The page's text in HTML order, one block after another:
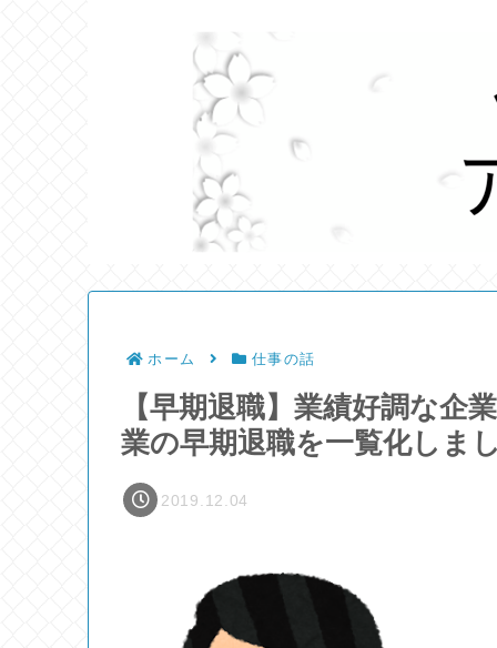
ホーム 仕事の話
【早期退職】業績好調な企
業の早期退職を一覧化しま
2019.12.04